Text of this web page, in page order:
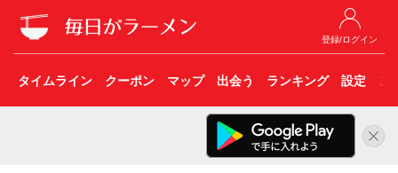
登録/ログイン
タイムライン クーポン マップ 出会う ランキング 設定 こ